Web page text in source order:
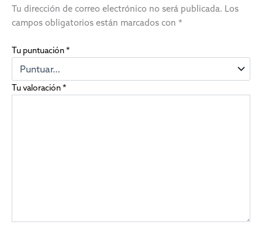
Tu dirección de correo electrónico no será publicada. Los
campos obligatorios están marcados con *
Tu puntuación*
Tu valoración*